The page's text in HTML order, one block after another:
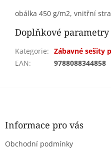
obálka 450 g/m2, vnitřní
Doplňkové parametry
Kategorie: Zábavné sešity
EAN: 9788088344858
Z
Informace pro vás
Obchodní podmínky